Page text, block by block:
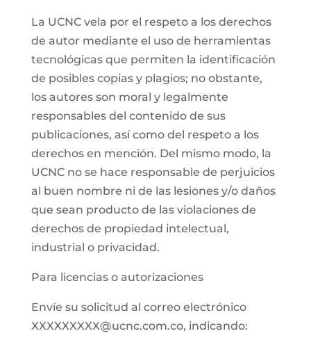
La UCNC vela por el respeto a los derechos
de autor mediante el uso de herramientas
tecnológicas que permiten la identificación
de posibles copias y plagios; no obstante,
los autores son moral y legalmente
responsables del contenido de sus
publicaciones, así como del respeto a los
derechos en mención. Del mismo modo, la
UCNC no se hace responsable de perjuicios
al buen nombre ni de las lesiones y/o daños
que sean producto de las violaciones de
derechos de propiedad intelectual,
industrial o privacidad.
Para licencias o autorizaciones
Envíe su solicitud al correo electrónico
XXXXXXXXX@ucnc.com.co, indicando: